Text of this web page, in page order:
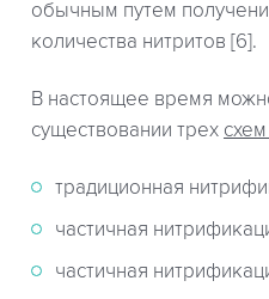
обычным путем
количества нитритов [6].
В настоящее время
существовании трех
традиционная
частичная
частичная